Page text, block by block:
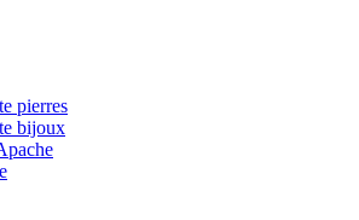
pierres
bijoux